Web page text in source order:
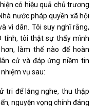
có hiệu quả chủ trương
nước pháp quyền xã hội
vì dân. Tôi suy nghĩ rằng,
tỉnh, tôi thật sự thấy mình
làm thế nào để hoàn
cử và đáp ứng niềm tin
vụ sau:
tri để lắng nghe, thu thập
nguyện vọng chính đáng